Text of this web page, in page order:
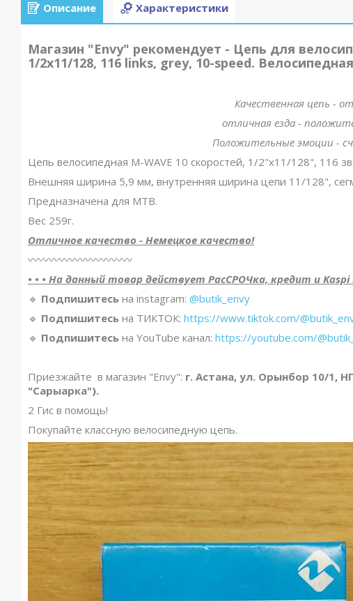
Описание Характеристики
Магазин "Envy" рекомендует - Цепь для
1/2x11/128, 116 links, grey, 10-speed.
Качественная цепь -
отличная езда -
Положительные эмоции -
Цепь велосипедная M-WAVE 10 скоростей, 1/2"x11/128", 116
Внешняя ширина 5,9 мм, внутренняя ширина цепи 11/128",
Предназначена для MTB.
Вес 259г.
Отличное качество - Немецкое качество!
〰️〰️〰️〰️〰️〰️〰️〰️〰️〰️
• • • На данный товар действует РасСРОЧка, кредит и Kaspi
🔹️ Подпишитесь на instagram: @butik_envy
🔹️ Подпишитесь на ТИКТОК: https://www.tiktok.com/
🔹️ Подпишитесь на YouTube канал: https://youtube.com/
Приезжайте в магазин "Envy": г. Астана, ул. Орынбор 10/1,
"Сарыарка").
2 Гис в помощь!
Покупайте классную велосипедную цепь.